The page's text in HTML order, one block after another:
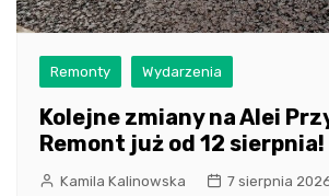
Remonty Wydarzenia
Kolejne zmiany na Alei
Remont już od 12 sierpnia!
Kamila Kalinowska 7 sierpnia